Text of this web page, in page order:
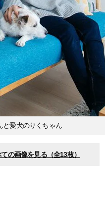
と愛犬のりくちゃん
の画像を見る（全13枚）